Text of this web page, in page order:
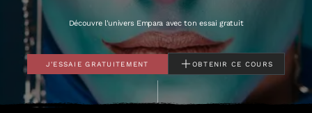
Découvre l'univers Empara avec ton essai gratuit
J'ESSAIE GRATUITEMENT OBTENIR CE COURS